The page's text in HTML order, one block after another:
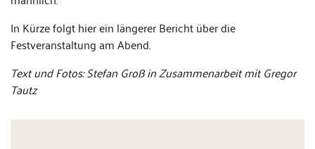
In Kürze folgt hier ein längerer Bericht über die
Festveranstaltung am Abend.
Text und Fotos: Stefan Groß in Zusammenarbeit mit Gregor
Tautz